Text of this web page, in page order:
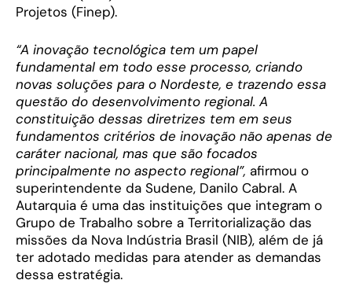
Projetos (Finep).
“A inovação tecnológica tem um papel
fundamental em todo esse processo, criando
novas soluções para o Nordeste, e trazendo essa
questão do desenvolvimento regional. A
constituição dessas diretrizes tem em seus
fundamentos critérios de inovação não apenas de
caráter nacional, mas que são focados
principalmente no aspecto regional”, afirmou o
superintendente da Sudene, Danilo Cabral. A
Autarquia é uma das instituições que integram o
Grupo de Trabalho sobre a Territorialização das
missões da Nova Indústria Brasil (NIB), além de já
ter adotado medidas para atender as demandas
dessa estratégia.